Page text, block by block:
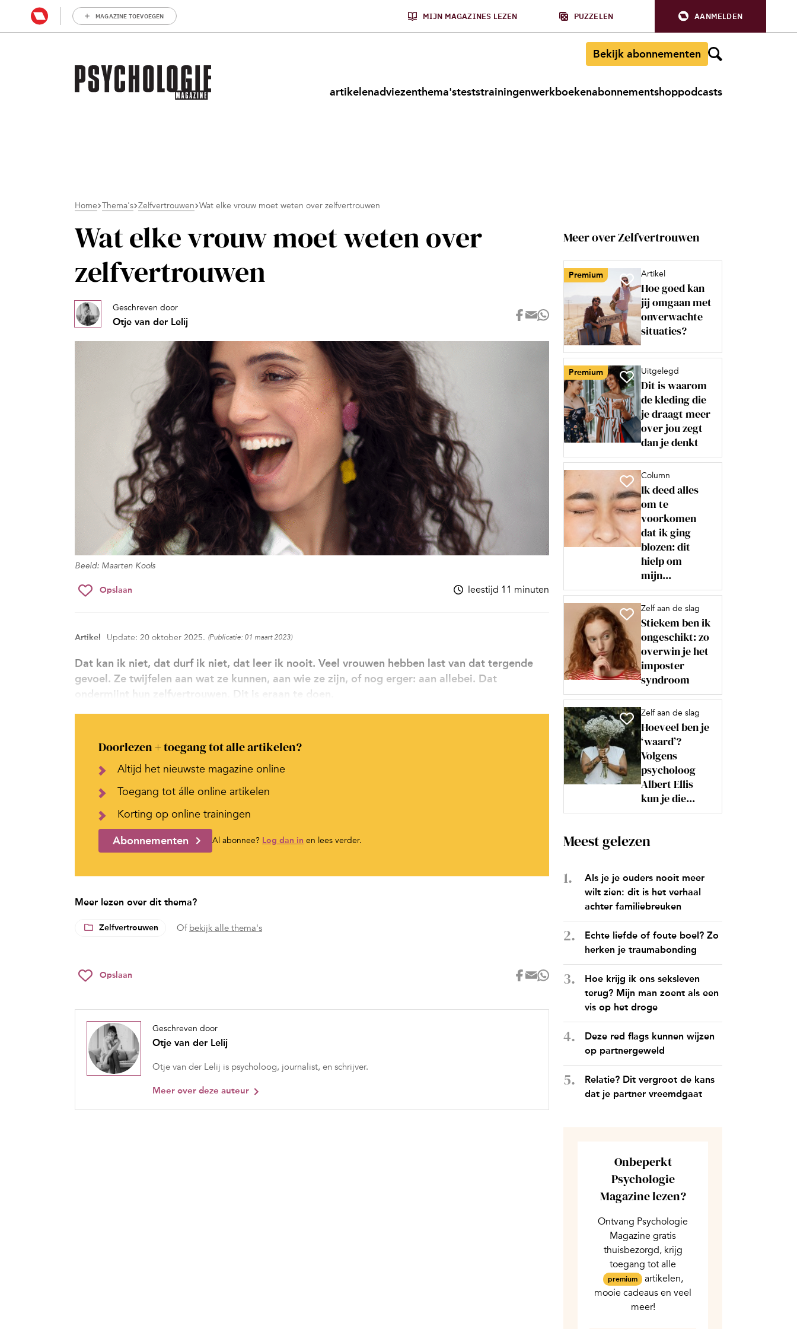
MAGAZINE TOEVOEGEN MIJN MAGAZINES LEZEN PUZZELEN AANMELDEN
Bekijk abonnementen
artikelenadviezenthema'steststrainingenwerkboekenabonnementshoppodcasts
Home Thema's Zelfvertrouwen Wat elke vrouw moet weten over zelfvertrouwen
Wat elke vrouw moet weten over
zelfvertrouwen
Geschreven door
Otje van der Lelij
Beeld: Maarten Kools
Opslaan leestijd 11 minuten
Artikel Update: 20 oktober 2025. (Publicatie: 01 maart 2023)
Dat kan ik niet, dat durf ik niet, dat leer ik nooit. Veel vrouwen hebben last van dat tergende
gevoel. Ze twijfelen aan wat ze kunnen, aan wie ze zijn, of nog erger: aan allebei. Dat
ondermijnt hun zelfvertrouwen. Dit is eraan te doen.
Doorlezen + toegang tot alle artikelen?
Altijd het nieuwste magazine online
Toegang tot álle online artikelen
Korting op online trainingen
Abonnementen Al abonnee? Log dan in en lees verder.
Meer lezen over dit thema?
Zelfvertrouwen Of bekijk alle thema's
Opslaan
Geschreven door
Otje van der Lelij
Otje van der Lelij is psycholoog, journalist, en schrijver.
Meer over deze auteur
Meer over Zelfvertrouwen
Premium Artikel
Hoe goed kan
jij omgaan met
onverwachte
situaties?
Premium Uitgelegd
Dit is waarom
de kleding die
je draagt meer
over jou zegt
dan je denkt
Column
Ik deed alles
om te
voorkomen
dat ik ging
blozen: dit
hielp om
mijn...
Zelf aan de slag
Stiekem ben ik
ongeschikt: zo
overwin je het
imposter
syndroom
Zelf aan de slag
Hoeveel ben je
‘waard’?
Volgens
psycholoog
Albert Ellis
kun je die...
Meest gelezen
Als je je ouders nooit meer
wilt zien: dit is het verhaal
achter familiebreuken
Echte liefde of foute boel? Zo
herken je traumabonding
Hoe krijg ik ons seksleven
terug? Mijn man zoent als een
vis op het droge
Deze red flags kunnen wijzen
op partnergeweld
Relatie? Dit vergroot de kans
dat je partner vreemdgaat
Onbeperkt
Psychologie
Magazine lezen?
Ontvang Psychologie
Magazine gratis
thuisbezorgd, krijg
toegang tot alle
premium artikelen,
mooie cadeaus en veel
meer!